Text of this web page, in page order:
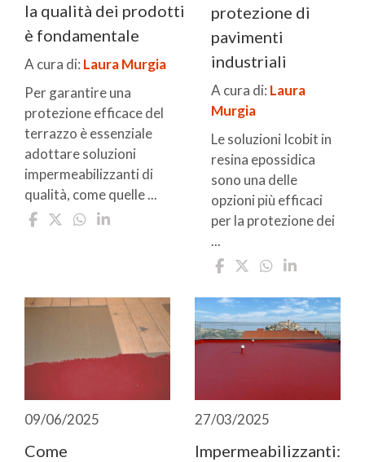
la qualità dei prodotti
è fondamentale
A cura di: Laura Murgia
Per garantire una
protezione efficace del
terrazzo è essenziale
adottare soluzioni
impermeabilizzanti di
qualità, come quelle ...
protezione di
pavimenti
industriali
A cura di: Laura
Murgia
Le soluzioni Icobit in
resina epossidica
sono una delle
opzioni più efficaci
per la protezione dei
...
09/06/2025
Come
27/03/2025
Impermeabilizzanti: